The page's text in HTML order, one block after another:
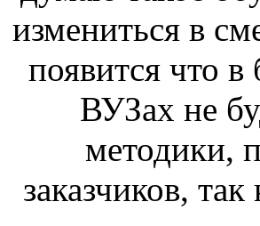
измениться в
появится что
ВУЗах не
методики,
заказчиков,